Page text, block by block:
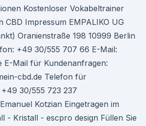
Kostenloser Vokabeltrainer
CBD Impressum EMPALIKO UG
Oranienstraße 198 10999 Berlin
+49 30/555 707 66 E-Mail:
E-Mail für Kundenanfragen:
cbd.de Telefon für
30/555 723 237
Kotzian Eingetragen im
- Kristall - escpro design Füllen Sie